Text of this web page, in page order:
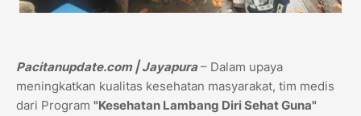
Pacitanupdate.com | Jayapura– Dalam upaya
meningkatkan kualitas kesehatan masyarakat, tim medis
dari Program "Kesehatan Lambang Diri Sehat Guna"